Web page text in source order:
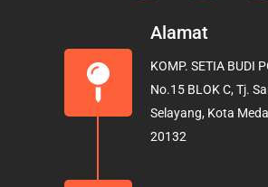
e
o
o
k
t
g
r
a
Alamat
KOMP. SETIA BUDI
No.15 BLOK C, Tj.
Selayang, Kota
20132